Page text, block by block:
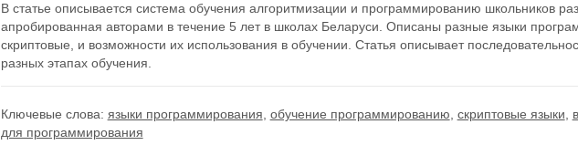
В статье описывается система обучения алгоритмизации и программированию школьников
апробированная авторами в течение 5 лет в школах Беларуси. Описаны разные языки
скриптовые, и возможности их использования в обучении. Статья описывает
разных этапах обучения.
Ключевые слова: языки программирования обучение программированию скриптовые языки
для программирования